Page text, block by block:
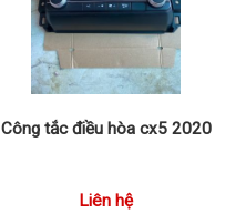
Công tắc điều hòa cx5 2020
Liên hệ